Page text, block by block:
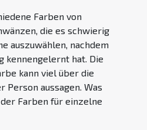
Farben von
die es schwierig
auszuwählen, nachdem
kennengelernt hat. Die
kann viel über die
Person aussagen. Was
Farben für einzelne